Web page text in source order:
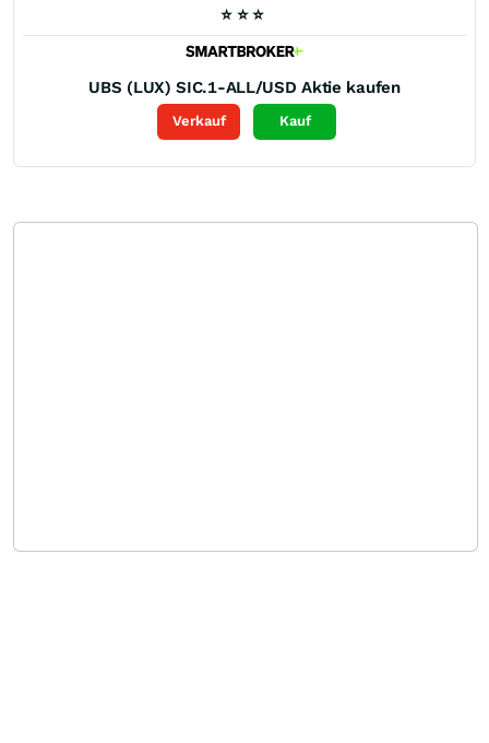
⭐ ⭐ ⭐
UBS (LUX) SIC.1-ALL/USD Aktie kaufen
Verkauf Kauf